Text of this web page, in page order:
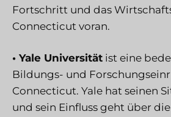
Fortschritt und das
Connecticut voran.
• Yale Universität ist eine
Bildungs- und
Connecticut. Yale hat seinen
und sein Einfluss geht über